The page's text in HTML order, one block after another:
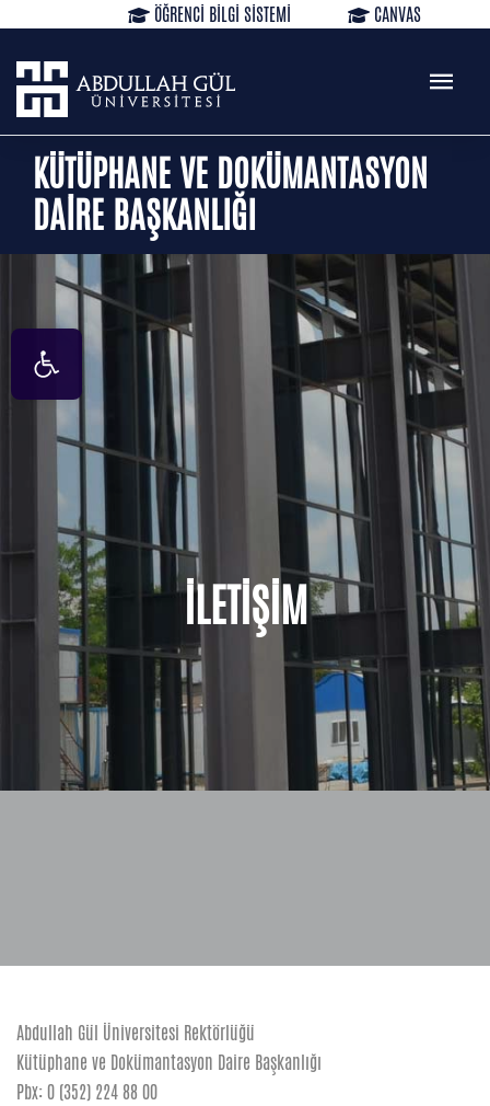
ÖĞRENCİ BİLGİ SİSTEMİ
CANVAS
KÜTÜPHANE
TR
KÜTÜPHANE VE DOKÜMANTASYON
DAİRE BAŞKANLIĞI
Open toolbar
İLETİŞİM
Abdullah Gül Üniversitesi Rektörlüğü
Kütüphane ve Dokümantasyon Daire Başkanlığı
Pbx: 0 (352) 224 88 00